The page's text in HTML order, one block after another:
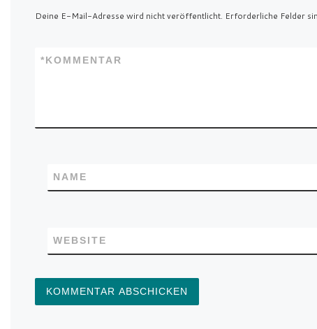
Deine E-Mail-Adresse wird nicht veröffentlicht. Erforderliche Felder
KOMMENTAR
*
NAME
WEBSITE